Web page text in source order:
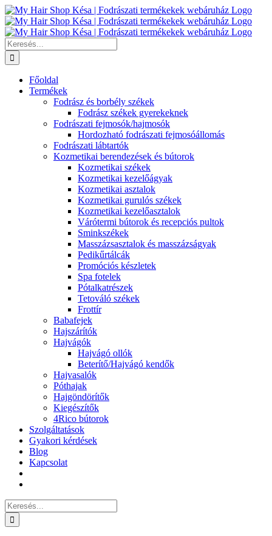
Kihagyás
Keresés...
Főoldal
Termékek
Fodrász és borbély székek
Fodrász székek gyerekeknek
Fodrászati fejmosók/hajmosók
Hordozható fodrászati fejmosóállomás
Fodrászati lábtartók
Kozmetikai berendezések és bútorok
Kozmetikai székek
Kozmetikai kezelőágyak
Kozmetikai asztalok
Kozmetikai gurulós székek
Kozmetikai kezelőasztalok
Várótermi bútorok és recepciós pultok
Sminkszékek
Masszázsasztalok és masszázságyak
Pedikűrtálcák
Promóciós készletek
Spa fotelek
Pótalkatrészek
Tetováló székek
Frottír
Babafejek
Hajszárítók
Hajvágók
Hajvágó ollók
Beterítő/Hajvágó kendők
Hajvasalók
Póthajak
Hajgöndörítők
Kiegészítők
4Rico bútorok
Szolgáltatások
Gyakori kérdések
Blog
Kapcsolat
Keresés...